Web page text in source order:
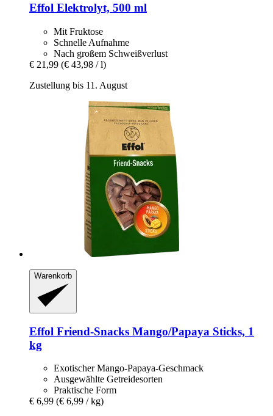
Effol Elektrolyt, 500 ml
Mit Fruktose
Schnelle Aufnahme
Nach großem Schweißverlust
€ 21,99 (€ 43,98 / l)
Zustellung bis 11. August
Warenkorb
Effol Friend-​Snacks Mango/Papaya Sticks, 1
kg
Exotischer Mango-Papaya-Geschmack
Ausgewählte Getreidesorten
Praktische Form
€ 6,99 (€ 6,99 / kg)